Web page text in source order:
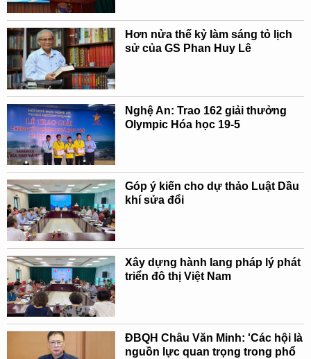
Hơn nửa thế kỷ làm sáng tỏ lịch
sử của GS Phan Huy Lê
Nghệ An: Trao 162 giải thưởng
Olympic Hóa học 19-5
Góp ý kiến cho dự thảo Luật Dầu
khí sửa đổi
Xây dựng hành lang pháp lý phát
triển đô thị Việt Nam
ĐBQH Châu Văn Minh: 'Các hội là
nguồn lực quan trọng trong phổ